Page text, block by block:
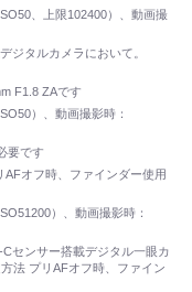
、上限102400）、動画撮
ジタルカメラにおいて。
F1.8 ZAです
）、動画撮影時：
要です
AFオフ時、ファインダー使用
）、動画撮影時：
センサー搭載デジタル一眼カ
法 プリAFオフ時、ファイン